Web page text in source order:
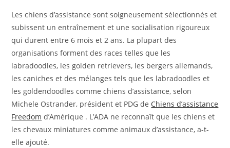
Les chiens d’assistance sont soigneusement sélectionnés et
subissent un entraînement et une socialisation rigoureux
qui durent entre 6 mois et 2 ans. La plupart des
organisations forment des races telles que les
labradoodles, les golden retrievers, les bergers allemands,
les caniches et des mélanges tels que les labradoodles et
les goldendoodles comme chiens d’assistance, selon
Michele Ostrander, président et PDG de Chiens d’assistance
Freedom d’Amérique . L’ADA ne reconnaît que les chiens et
les chevaux miniatures comme animaux d’assistance, a-t-
elle ajouté.